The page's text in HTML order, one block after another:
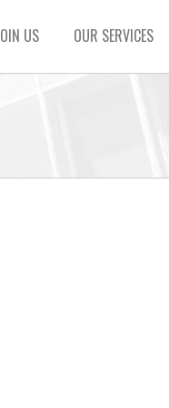
US OUR SERVICES